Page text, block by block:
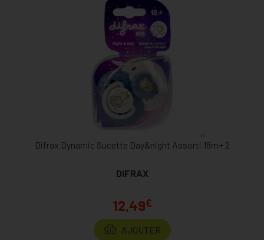
Difrax Dynamic Sucette Day&night Assorti 18m+ 2
DIFRAX
12,49€
AJOUTER